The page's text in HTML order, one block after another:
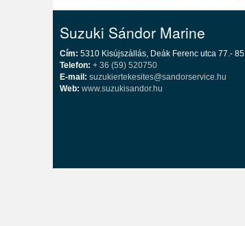
Suzuki Sándor Marine
Cím: 5310 Kisújszállás, Deák Ferenc utca 77.- 85.
Telefon: + 36 (59) 520750
E-mail: suzukiertekesites@sandorservice.hu
Web: www.suzukisandor.hu